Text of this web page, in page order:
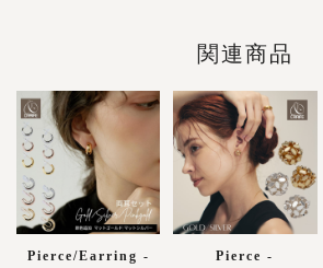
関連商品
Pierce/Earring -
Pierce -